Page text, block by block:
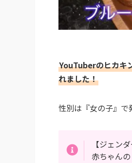
YouTuberのヒカキ
れました！
性別は『女の子』で
【ジェン
赤ちゃん